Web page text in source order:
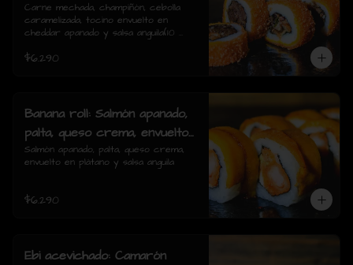
caramelizada, tocino envuelto
en cheddar apanado y salsa
Carne mechada, champiñón, cebolla
caramelizada, tocino envuelto en
cheddar apanado y salsa anguila(10
$6.290
Banana roll: Salmón apanado,
palta, queso crema, envuelto
en plátano y salsa anguila(10
rolls)
Salmón apanado, palta, queso crema,
envuelto en plátano y salsa anguila
$6.290
Ebi acevichado: Camarón